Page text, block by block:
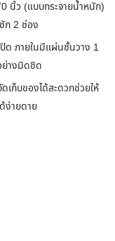
นิ้ว (แบบกระจายน้ำหนัก)
ก 2 ช่อง
ด ภายในมีแผ่นชั้นวาง 1
ย่างมิดชิด
เก็บของได้สะดวกช่วยให้
ง่ายดาย